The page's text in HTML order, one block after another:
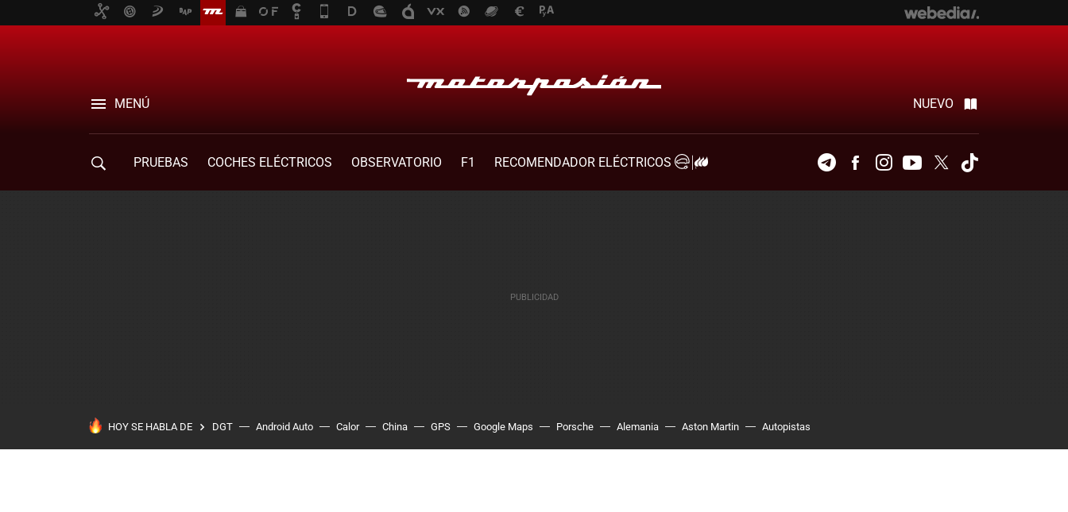
MENÚ NUEVO
PRUEBAS COCHES ELÉCTRICOS OBSERVATORIO F1
RECOMENDADOR ELÉCTRICOS
TelegramFacebookInstagramYoutubeTwitter
HOY SE HABLA DE DGT Android Auto Calor China GPS Google Maps Porsche Alemania Aston Martin Autopistas